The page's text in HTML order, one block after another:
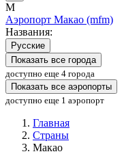
М
Аэропорт Макао (mfm)
Названия:
Русские
Показать все города
доступно еще 4 города
Показать все аэропорты
доступно еще 1 аэропорт
Главная
Страны
Макао